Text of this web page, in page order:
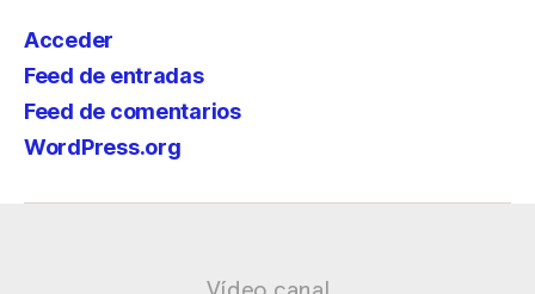
Acceder
Feed de entradas
Feed de comentarios
WordPress.org